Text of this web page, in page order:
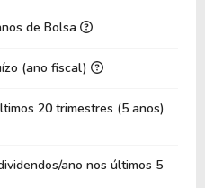
15,46%
9,18%
6,31%
7,98%
3,53
3,37
de Bolsa
(ano fiscal)
20 trimestres (5 anos)
ano nos últimos 5